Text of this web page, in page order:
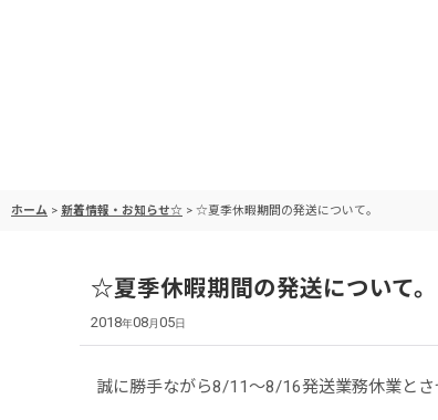
ホーム > 新着情報・お知らせ☆ > ☆夏季休暇期間の発送について。
☆夏季休暇期間の発送について。
2018年08月05日
誠に勝手ながら8/11～8/16発送業務休業とさ